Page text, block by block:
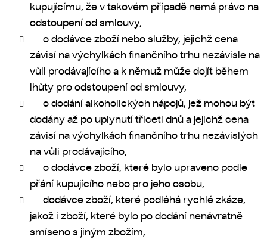
kupujícímu, že v takovém případě nemá právo na
odstoupení od smlouvy,
o dodávce zboží nebo služby, jejichž cena
závisí na výchylkách finančního trhu nezávisle na
vůli prodávajícího a k němuž může dojít během
lhůty pro odstoupení od smlouvy,
o dodání alkoholických nápojů, jež mohou být
dodány až po uplynutí třiceti dnů a jejichž cena
závisí na výchylkách finančního trhu nezávislých
na vůli prodávajícího,
o dodávce zboží, které bylo upraveno podle
přání kupujícího nebo pro jeho osobu,
dodávce zboží, které podléhá rychlé zkáze,
jakož i zboží, které bylo po dodání nenávratně
smíseno s jiným zbožím,